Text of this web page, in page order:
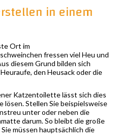
in einem
Ort im
fressen viel Heu und
diesem Grund bilden sich
den Heusack oder die
Katzentoilette lässt sich dies
Stellen Sie beispielsweise
unter oder neben die
darum. So bleibt die große
müssen hauptsächlich die